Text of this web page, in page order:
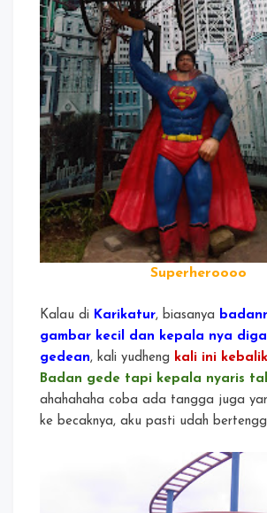
Superheroooo
Kalau di Karikatur, biasanya
gambar kecil dan kepala nya
gedean, kali yudheng kali ini
Badan gede tapi kepala nyaris
ahahahaha coba ada tangga juga
ke becaknya, aku pasti udah